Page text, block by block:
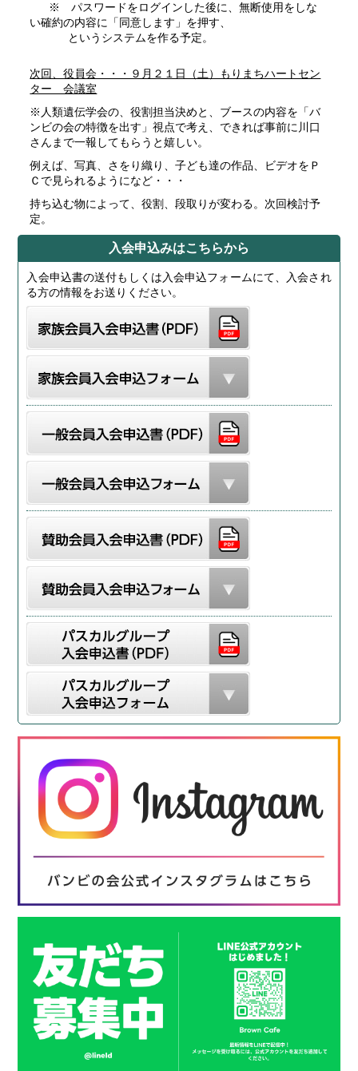
※ パスワードをログインした後に、無断使用をしな
い確約の内容に「同意します」を押す、
というシステムを作る予定。
次回、役員会・・・９月２１日（土）もりまちハートセン
ター 会議室
※人類遺伝学会の、役割担当決めと、ブースの内容を「バ
ンビの会の特徴を出す」視点で考え、できれば事前に川口
さんまで一報してもらうと嬉しい。
例えば、写真、さをり織り、子ども達の作品、ビデオをＰ
Ｃで見られるようになど・・・
持ち込む物によって、役割、段取りが変わる。次回検討予
定。
入会申込みはこちらから
入会申込書の送付もしくは入会申込フォームにて、入会され
る方の情報をお送りください。